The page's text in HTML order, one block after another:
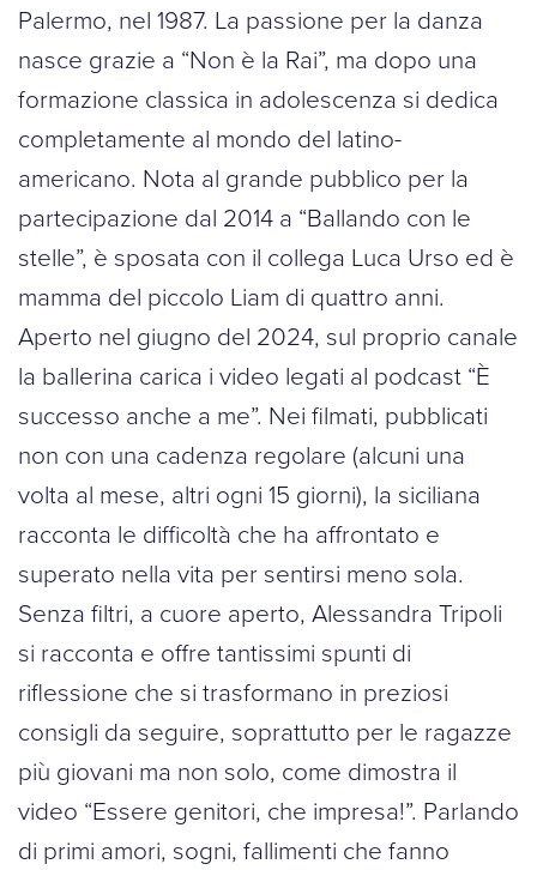
Palermo, nel 1987. La passione per la danza
nasce grazie a “Non è la Rai”, ma dopo una
formazione classica in adolescenza si dedica
completamente al mondo del latino-
americano. Nota al grande pubblico per la
partecipazione dal 2014 a “Ballando con le
stelle”, è sposata con il collega Luca Urso ed è
mamma del piccolo Liam di quattro anni.
Aperto nel giugno del 2024, sul proprio canale
la ballerina carica i video legati al podcast “È
successo anche a me”. Nei filmati, pubblicati
non con una cadenza regolare (alcuni una
volta al mese, altri ogni 15 giorni), la siciliana
racconta le difficoltà che ha affrontato e
superato nella vita per sentirsi meno sola.
Senza filtri, a cuore aperto, Alessandra Tripoli
si racconta e offre tantissimi spunti di
riflessione che si trasformano in preziosi
consigli da seguire, soprattutto per le ragazze
più giovani ma non solo, come dimostra il
video “Essere genitori, che impresa!”. Parlando
di primi amori, sogni, fallimenti che fanno